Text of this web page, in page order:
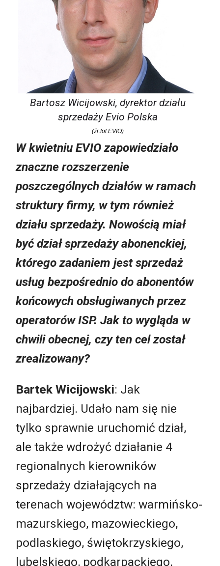
Bartosz Wicijowski, dyrektor działu
sprzedaży Evio Polska
(źr.fot.EVIO)
W kwietniu EVIO zapowiedziało
znaczne rozszerzenie
poszczególnych działów w ramach
struktury firmy, w tym również
działu sprzedaży. Nowością miał
być dział sprzedaży abonenckiej,
którego zadaniem jest sprzedaż
usług bezpośrednio do abonentów
końcowych obsługiwanych przez
operatorów ISP. Jak to wygląda w
chwili obecnej, czy ten cel został
zrealizowany?
Bartek Wicijowski: Jak
najbardziej. Udało nam się nie
tylko sprawnie uruchomić dział,
ale także wdrożyć działanie 4
regionalnych kierowników
sprzedaży działających na
terenach województw: warmińsko-
mazurskiego, mazowieckiego,
podlaskiego, świętokrzyskiego,
lubelskiego, podkarpackiego,